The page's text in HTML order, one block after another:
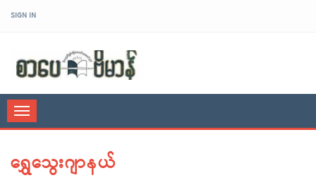
SIGN IN
Toggle
navigation
ရွှေသွေးဂျာနယ်